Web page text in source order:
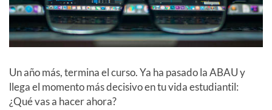
Un año más, termina el curso. Ya ha pasado la ABAU y
llega el momento más decisivo en tu vida estudiantil:
¿Qué vas a hacer ahora?